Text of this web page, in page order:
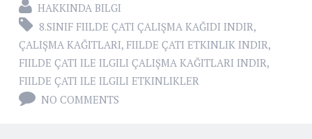
HAKKINDA BILGI
8.SINIF FIILDE ÇATI ÇALIŞMA KAĞIDI INDIR,
ÇALIŞMA KAĞITLARI, FIILDE ÇATI ETKINLIK INDIR,
FIILDE ÇATI ILE ILGILI ÇALIŞMA KAĞITLARI INDIR,
FIILDE ÇATI ILE ILGILI ETKINLIKLER
NO COMMENTS